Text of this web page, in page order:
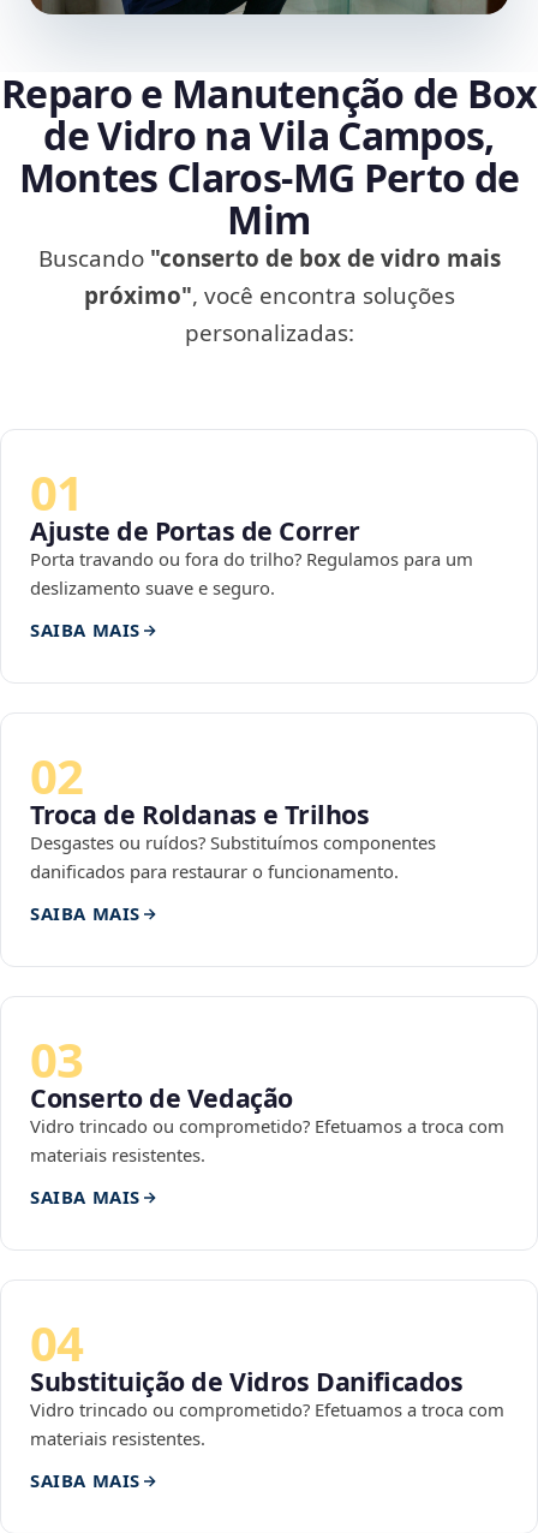
Reparo e Manutenção de Box
de Vidro na Vila Campos,
Montes Claros‑MG Perto de
Mim
Buscando "conserto de box de vidro mais
próximo", você encontra soluções
personalizadas:
01
Ajuste de Portas de Correr
Porta travando ou fora do trilho? Regulamos para um
deslizamento suave e seguro.
SAIBA MAIS
02
Troca de Roldanas e Trilhos
Desgastes ou ruídos? Substituímos componentes
danificados para restaurar o funcionamento.
SAIBA MAIS
03
Conserto de Vedação
Vidro trincado ou comprometido? Efetuamos a troca com
materiais resistentes.
SAIBA MAIS
04
Substituição de Vidros Danificados
Vidro trincado ou comprometido? Efetuamos a troca com
materiais resistentes.
SAIBA MAIS